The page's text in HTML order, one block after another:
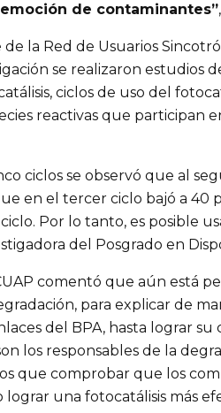
de contaminantes”
la Red de Usuarios
se realizaron estudios
ciclos de uso del
reactivas que participan
ciclos se observó que al
en el tercer ciclo bajó a 40
Por lo tanto, es posible
del Posgrado en
comentó que aún está
para explicar de
del BPA, hasta lograr su
los responsables de la
que comprobar que los
lograr una fotocatálisis más